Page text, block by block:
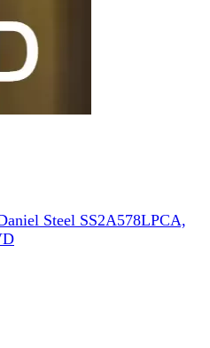
Steel SS2A578LPCA,